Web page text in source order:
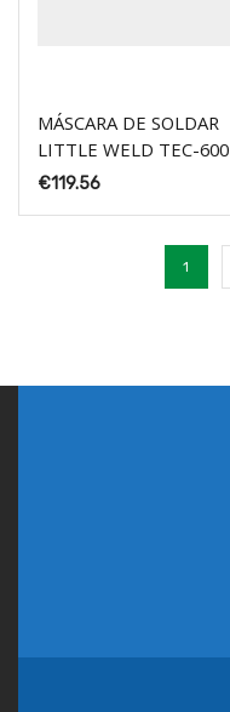
MÁSCARA DE SOLDAR
LITTLE WELD TEC-600
€119.56
1